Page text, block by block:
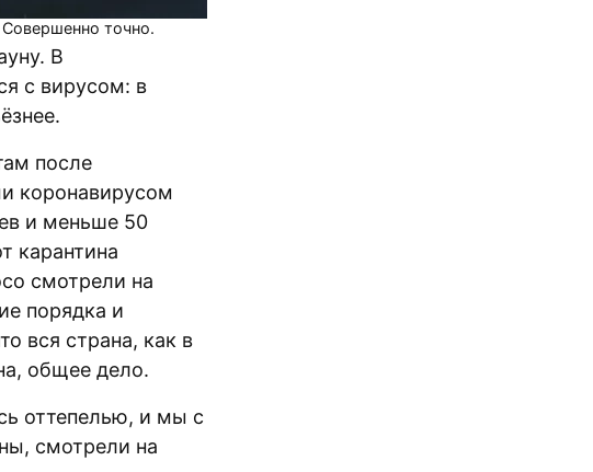
Совершенно точно.
В
с вирусом: в
после
коронавирусом
и меньше 50
карантина
смотрели на
порядка и
вся страна, как в
общее дело.
оттепелью, и мы с
смотрели на